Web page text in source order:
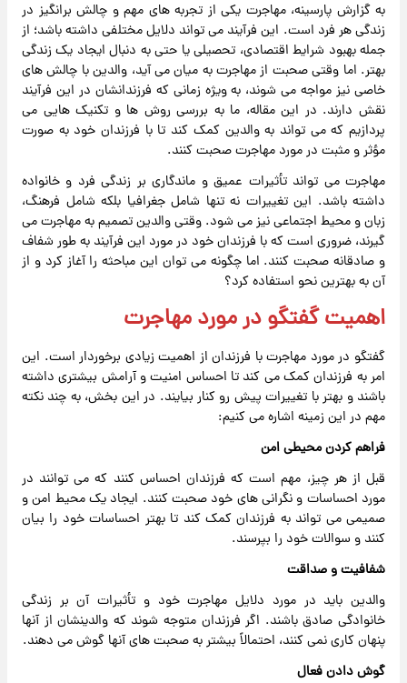
به گزارش پارسینه، مهاجرت یکی از تجربه های مهم و چالش برانگیز در
زندگی هر فرد است. این فرآیند می تواند دلایل مختلفی داشته باشد؛ از
جمله بهبود شرایط اقتصادی، تحصیلی یا حتی به دنبال ایجاد یک زندگی
بهتر. اما وقتی صحبت از مهاجرت به میان می آید، والدین با چالش های
خاصی نیز مواجه می شوند، به ویژه زمانی که فرزندانشان در این فرآیند
نقش دارند. در این مقاله، ما به بررسی روش ها و تکنیک هایی می
پردازیم که می تواند به والدین کمک کند تا با فرزندان خود به صورت
مؤثر و مثبت در مورد مهاجرت صحبت کنند.
مهاجرت می تواند تأثیرات عمیق و ماندگاری بر زندگی فرد و خانواده
داشته باشد. این تغییرات نه تنها شامل جغرافیا بلکه شامل فرهنگ،
زبان و محیط اجتماعی نیز می شود. وقتی والدین تصمیم به مهاجرت می
گیرند، ضروری است که با فرزندان خود در مورد این فرآیند به طور شفاف
و صادقانه صحبت کنند. اما چگونه می توان این مباحثه را آغاز کرد و از
آن به بهترین نحو استفاده کرد؟
اهمیت گفتگو در مورد مهاجرت
گفتگو در مورد مهاجرت با فرزندان از اهمیت زیادی برخوردار است. این
امر به فرزندان کمک می کند تا احساس امنیت و آرامش بیشتری داشته
باشند و بهتر با تغییرات پیش رو کنار بیایند. در این بخش، به چند نکته
مهم در این زمینه اشاره می کنیم:
فراهم کردن محیطی امن
قبل از هر چیز، مهم است که فرزندان احساس کنند که می توانند در
مورد احساسات و نگرانی های خود صحبت کنند. ایجاد یک محیط امن و
صمیمی می تواند به فرزندان کمک کند تا بهتر احساسات خود را بیان
کنند و سوالات خود را بپرسند.
شفافیت و صداقت
والدین باید در مورد دلایل مهاجرت خود و تأثیرات آن بر زندگی
خانوادگی صادق باشند. اگر فرزندان متوجه شوند که والدینشان از آنها
پنهان کاری نمی کنند، احتمالاً بیشتر به صحبت های آنها گوش می دهند.
گوش دادن فعال